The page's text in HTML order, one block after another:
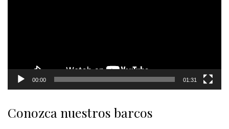
00:00 01:31
Conozca nuestros barcos